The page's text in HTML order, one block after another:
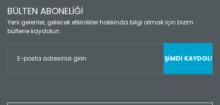
BÜLTEN ABONELİĞİ
Yeni gelenler, gelecek etkinlikler hakkında bilgi almak için bizim
bültene kaydolun.
ŞİMDİ KAYDOL!